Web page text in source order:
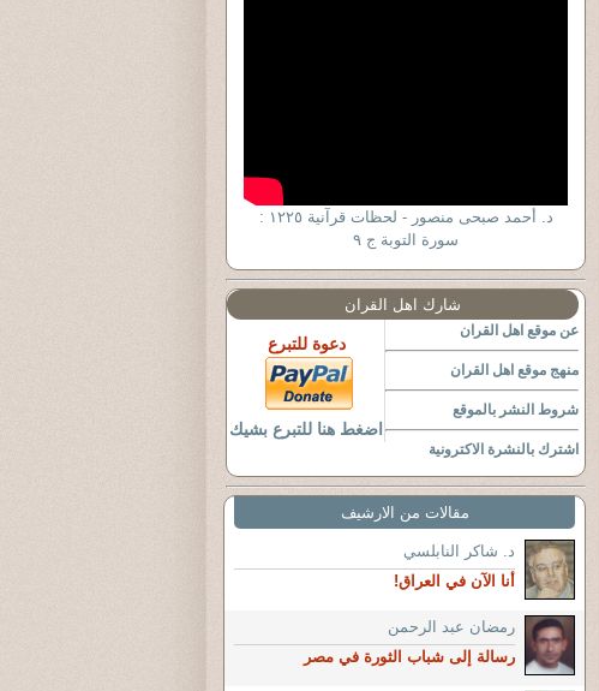
د. أحمد صبحى منصور - لحظات قرآنية ١٢٢٥ :
سورة التوبة ج ٩
شارك اهل القران
عن موقع اهل القران
منهج موقع اهل القران
شروط النشر بالموقع
اشترك بالنشرة الاكترونية
دعوة للتبرع
اضغط هنا للتبرع بشيك
مقالات من الارشيف
د. شاكر النابلسي
أنا الآن في العراق!
رمضان عبد الرحمن
رسالة إلى شباب الثورة في مصر